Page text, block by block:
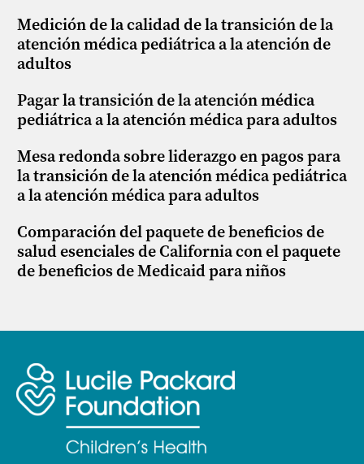
Medición de la calidad de la transición de la
atención médica pediátrica a la atención de
adultos
Pagar la transición de la atención médica
pediátrica a la atención médica para adultos
Mesa redonda sobre liderazgo en pagos para
la transición de la atención médica pediátrica
a la atención médica para adultos
Comparación del paquete de beneficios de
salud esenciales de California con el paquete
de beneficios de Medicaid para niños